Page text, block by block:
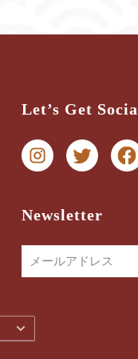
Let’s Get
Newsletter
メールアドレス